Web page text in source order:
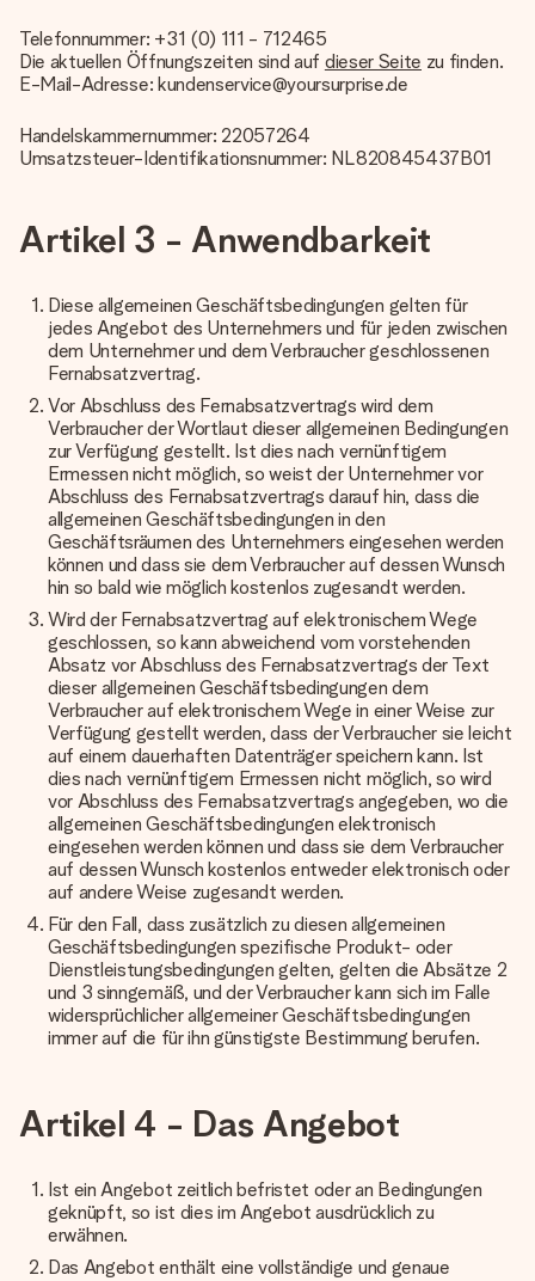
Telefonnummer: +31 (0) 111 - 712465
Die aktuellen Öffnungszeiten sind auf dieser Seite zu finden.
E-Mail-Adresse: kundenservice@yoursurprise.de
Handelskammernummer: 22057264
Umsatzsteuer-Identifikationsnummer: NL820845437B01
Artikel 3 - Anwendbarkeit
Diese allgemeinen Geschäftsbedingungen gelten für
jedes Angebot des Unternehmers und für jeden zwischen
dem Unternehmer und dem Verbraucher geschlossenen
Fernabsatzvertrag.
Vor Abschluss des Fernabsatzvertrags wird dem
Verbraucher der Wortlaut dieser allgemeinen Bedingungen
zur Verfügung gestellt. Ist dies nach vernünftigem
Ermessen nicht möglich, so weist der Unternehmer vor
Abschluss des Fernabsatzvertrags darauf hin, dass die
allgemeinen Geschäftsbedingungen in den
Geschäftsräumen des Unternehmers eingesehen werden
können und dass sie dem Verbraucher auf dessen Wunsch
hin so bald wie möglich kostenlos zugesandt werden.
Wird der Fernabsatzvertrag auf elektronischem Wege
geschlossen, so kann abweichend vom vorstehenden
Absatz vor Abschluss des Fernabsatzvertrags der Text
dieser allgemeinen Geschäftsbedingungen dem
Verbraucher auf elektronischem Wege in einer Weise zur
Verfügung gestellt werden, dass der Verbraucher sie leicht
auf einem dauerhaften Datenträger speichern kann. Ist
dies nach vernünftigem Ermessen nicht möglich, so wird
vor Abschluss des Fernabsatzvertrags angegeben, wo die
allgemeinen Geschäftsbedingungen elektronisch
eingesehen werden können und dass sie dem Verbraucher
auf dessen Wunsch kostenlos entweder elektronisch oder
auf andere Weise zugesandt werden.
Für den Fall, dass zusätzlich zu diesen allgemeinen
Geschäftsbedingungen spezifische Produkt- oder
Dienstleistungsbedingungen gelten, gelten die Absätze 2
und 3 sinngemäß, und der Verbraucher kann sich im Falle
widersprüchlicher allgemeiner Geschäftsbedingungen
immer auf die für ihn günstigste Bestimmung berufen.
Artikel 4 - Das Angebot
Ist ein Angebot zeitlich befristet oder an Bedingungen
geknüpft, so ist dies im Angebot ausdrücklich zu
erwähnen.
Das Angebot enthält eine vollständige und genaue